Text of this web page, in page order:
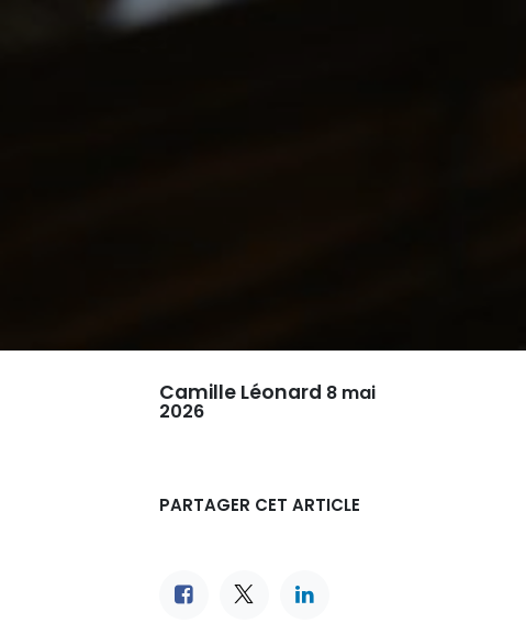
Camille Léonard 8 mai
2026
PARTAGER CET ARTICLE